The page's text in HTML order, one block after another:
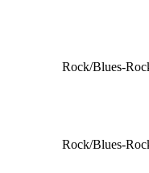
Rock/Blues-
Rock/Blues-